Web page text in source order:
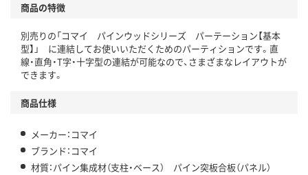
商品の特徴
別売りの「コマイ パインウッドシリーズ パーテーション【基本
型】」 に連結してお使いいただくためのパーティションです。直
線・直角・T字・十字型の連結が可能なので、さまざまなレイアウトが
できます。
商品仕様
メーカー：コマイ
ブランド：コマイ
材質：パイン集成材（支柱・ベース） パイン突板合板（パネル）